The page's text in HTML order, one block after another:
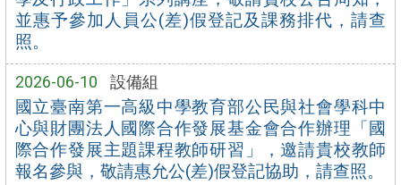
並惠予參加人員公(差)假登記及課務排代，請查
照。
2026-06-10 設備組
國立臺南第一高級中學教育部公民與社會學科中
心與財團法人國際合作發展基金會合作辦理「國
際合作發展主題課程教師研習」，邀請貴校教師
報名參與，敬請惠允公(差)假登記協助，請查照。